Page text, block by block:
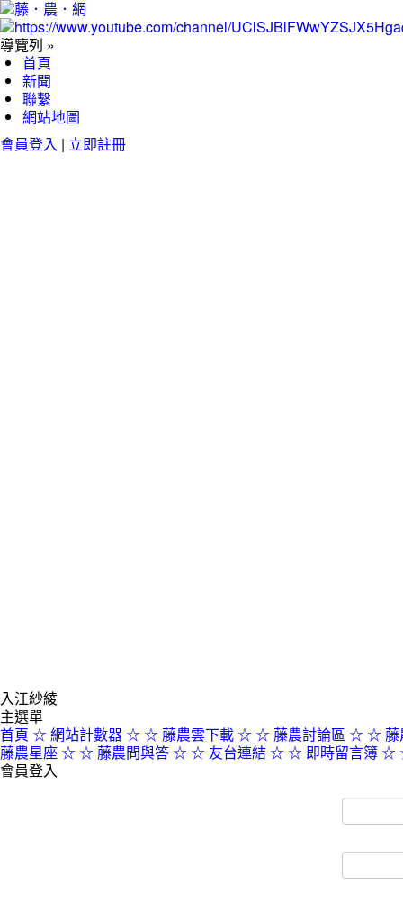
導覽列 »
首頁
新聞
聯繫
網站地圖
會員登入 | 立即註冊
入江紗綾
主選單
首頁 ☆ 網站計數器 ☆☆ 藤農雲下載 ☆☆ 藤農討論區 ☆☆ 藤
藤農星座 ☆☆ 藤農問與答 ☆☆ 友台連結 ☆☆ 即時留言簿 ☆
會員登入